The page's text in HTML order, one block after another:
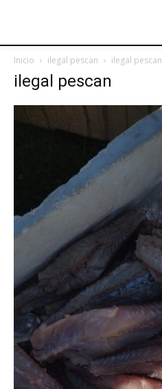
Inicio ilegal pescan ilegal pescan
ilegal pescan